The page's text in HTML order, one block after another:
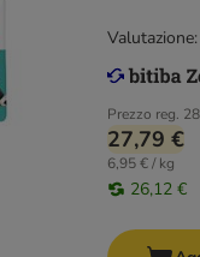
Prezzo reg.
27,79 €
6,95 € / kg
26,12 €